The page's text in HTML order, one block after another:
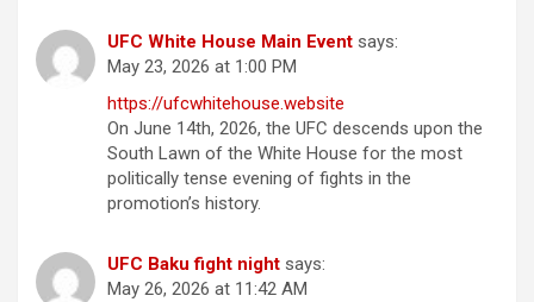
UFC White House Main Event says:
May 23, 2026 at 1:00 PM
https://ufcwhitehouse.website
On June 14th, 2026, the UFC descends upon the
South Lawn of the White House for the most
politically tense evening of fights in the
promotion’s history.
UFC Baku fight night says:
May 26, 2026 at 11:42 AM